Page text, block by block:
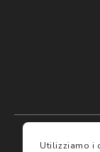
I miei
Utilizziamo i